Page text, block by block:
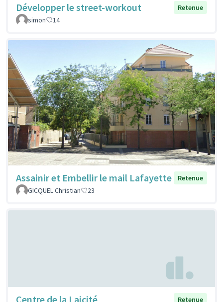
Développer le street-workout
Retenue
simon
14
Assainir et Embellir le mail Lafayette
Retenue
GICQUEL Christian
23
Centre de la Laicité
Retenue